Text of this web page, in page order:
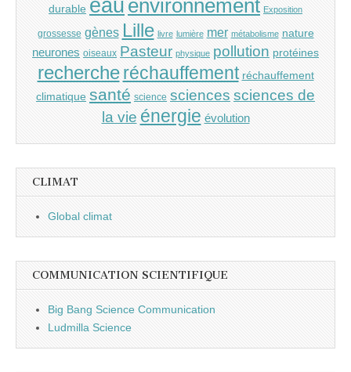
durable eau environnement Exposition
grossesse gènes Lille livre lumière mer métabolisme nature
neurones oiseaux Pasteur physique pollution protéines
recherche réchauffement réchauffement
climatique santé science sciences sciences de
la vie énergie évolution
CLIMAT
Global climat
COMMUNICATION SCIENTIFIQUE
Big Bang Science Communication
Ludmilla Science